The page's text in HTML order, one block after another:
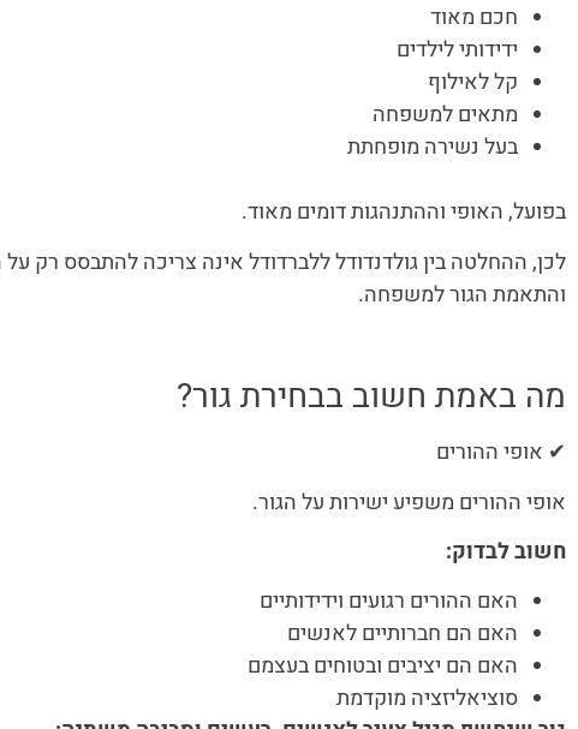
חכם מאוד
ידידותי לילדים
קל לאילוף
מתאים למשפחה
בעל נשירה מופחתת
בפועל, האופי וההתנהגות דומים מאוד.
לכן, ההחלטה בין גולדנדודל ללברדודל אינה צריכה להתבסס רק
והתאמת הגור למשפחה.
מה באמת חשוב בבחירת גור?
✔ אופי ההורים
אופי ההורים משפיע ישירות על הגור.
חשוב לבדוק:
האם ההורים רגועים וידידותיים
האם הם חברותיים לאנשים
האם הם יציבים ובטוחים בעצמם
סוציאליזציה מוקדמת